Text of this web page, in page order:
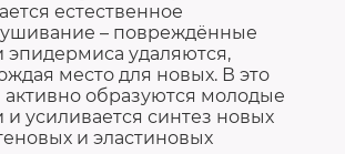
естественное
– повреждённые
эпидермиса удаляются,
место для новых. В это
образуются молодые
и усиливается синтез новых
и эластиновых